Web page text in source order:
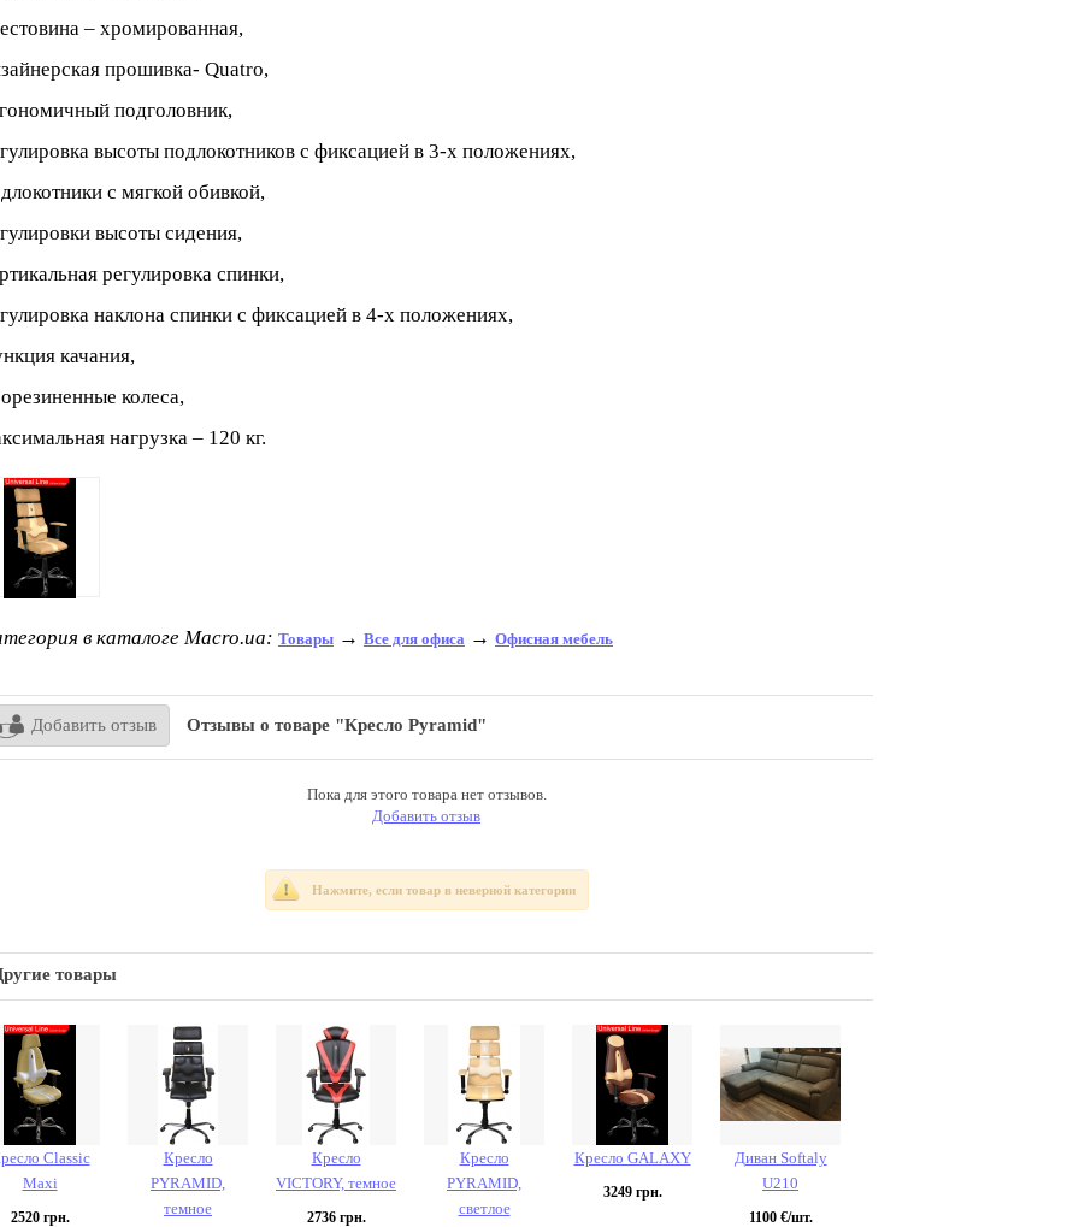
– хромированная,
прошивка- Quatro,
подголовник,
высоты подлокотников с фиксацией в 3-х положениях,
с мягкой обивкой,
высоты сидения,
регулировка спинки,
наклона спинки с фиксацией в 4-х положениях,
качания,
колеса,
нагрузка – 120 кг.
в каталоге Macro.ua: Товары → Все для офиса → Офисная мебель
Добавить отзыв Отзывы о товаре "Кресло Pyramid"
Пока для этого товара нет отзывов.
Добавить отзыв
Нажмите, если товар в неверной категории
товары
Classic
Maxi
2520грн.
Кресло
PYRAMID,
темное
Кресло
VICTORY, темное
2736грн.
Кресло
PYRAMID,
светлое
Кресло GALAXY
3249грн.
Диван Softaly
U210
1100€/шт.